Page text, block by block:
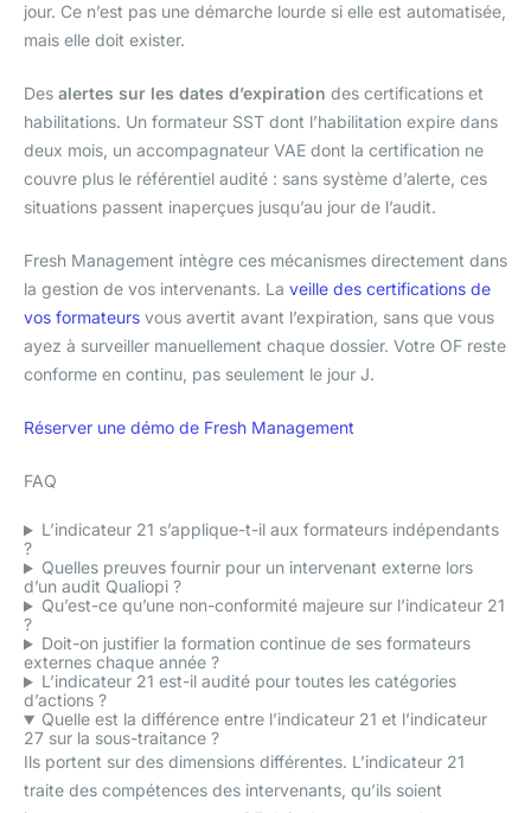
jour. Ce n’est pas une démarche lourde si elle est automatisée,
mais elle doit exister.
Des alertes sur les dates d’expiration des certifications et
habilitations. Un formateur SST dont l’habilitation expire dans
deux mois, un accompagnateur VAE dont la certification ne
couvre plus le référentiel audité : sans système d’alerte, ces
situations passent inaperçues jusqu’au jour de l’audit.
Fresh Management intègre ces mécanismes directement dans
la gestion de vos intervenants. La veille des certifications de
vos formateurs vous avertit avant l’expiration, sans que vous
ayez à surveiller manuellement chaque dossier. Votre OF reste
conforme en continu, pas seulement le jour J.
Réserver une démo de Fresh Management
FAQ
L’indicateur 21 s’applique-t-il aux formateurs indépendants
?
Quelles preuves fournir pour un intervenant externe lors
d’un audit Qualiopi ?
Qu’est-ce qu’une non-conformité majeure sur l’indicateur 21
?
Doit-on justifier la formation continue de ses formateurs
externes chaque année ?
L’indicateur 21 est-il audité pour toutes les catégories
d’actions ?
Quelle est la différence entre l’indicateur 21 et l’indicateur
27 sur la sous-traitance ?
Ils portent sur des dimensions différentes. L’indicateur 21
traite des compétences des intervenants, qu’ils soient